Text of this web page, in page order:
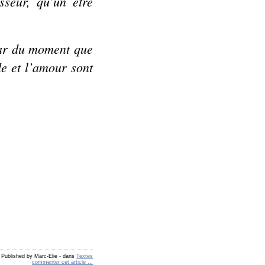
du moment que
et l’amour sont
Published by Marc-Elie - dansTextes
commenter cet article …